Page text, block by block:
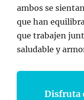
ambos se
que han
que trabajen
saludable y
Disfruta